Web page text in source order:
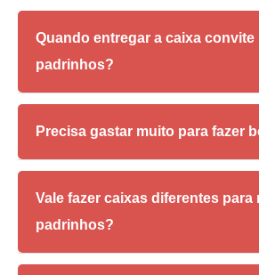
Itens úteis, afetivos e coerentes com o
costumam funcionar melhor do que
Quando entregar a caixa convite
padrinhos?
O ideal costuma ser entre seis e oito
cerimônia, para que todos se organizem
Precisa gastar muito para fazer
Não. Uma caixa convite para padrinhos
marcante ao mesmo tempo.
Vale fazer caixas diferentes para
padrinhos?
Vale, desde que o cuidado e a proposta